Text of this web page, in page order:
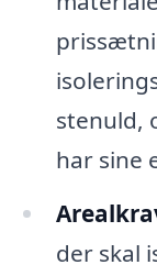
stenuld,
har sine
der skal